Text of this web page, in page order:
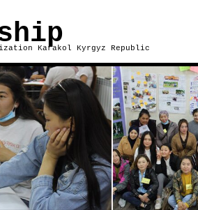
Karakol Kyrgyz Republic